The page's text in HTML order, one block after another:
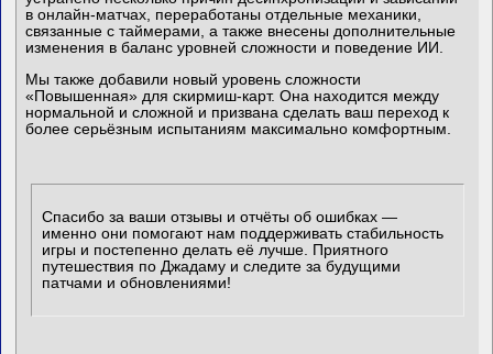
в онлайн-матчах, переработаны отдельные механики,
связанные с таймерами, а также внесены дополнительные
изменения в баланс уровней сложности и поведение ИИ.
Мы также добавили новый уровень сложности
«Повышенная» для скирмиш-карт. Она находится между
нормальной и сложной и призвана сделать ваш переход к
более серьёзным испытаниям максимально комфортным.
Спасибо за ваши отзывы и отчёты об ошибках —
именно они помогают нам поддерживать стабильность
игры и постепенно делать её лучше. Приятного
путешествия по Джадаму и следите за будущими
патчами и обновлениями!